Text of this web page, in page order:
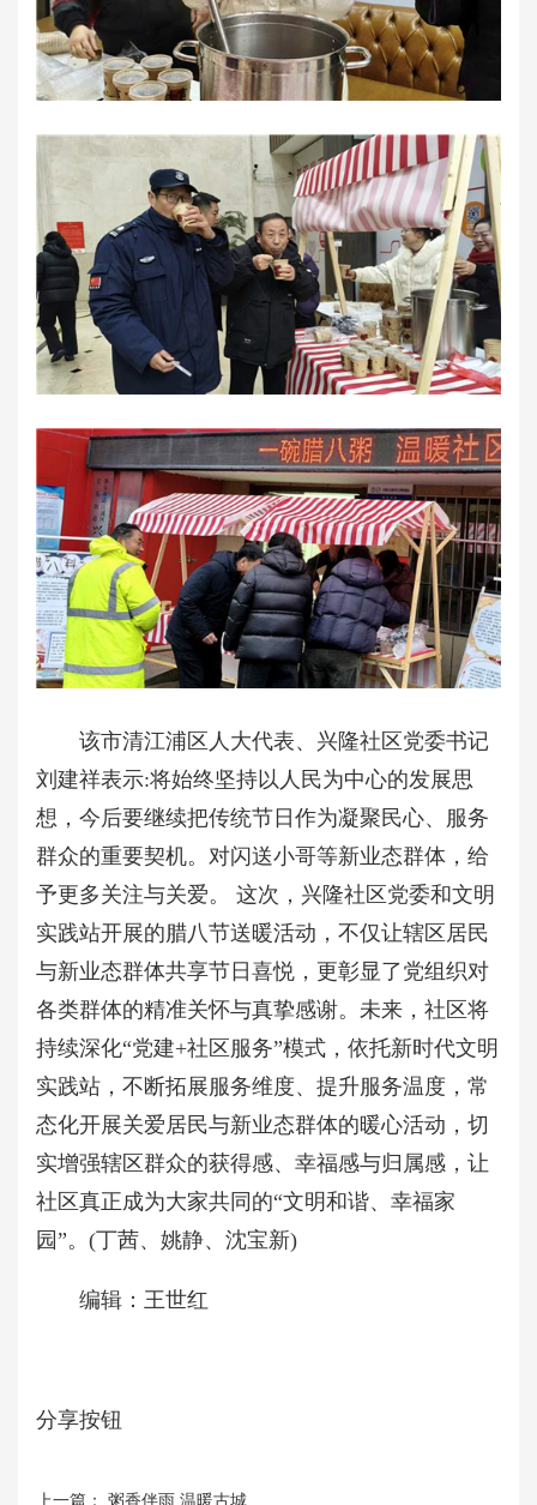
该市清江浦区人大代表、兴隆社区党委书记
刘建祥表示:将始终坚持以人民为中心的发展思
想，今后要继续把传统节日作为凝聚民心、服务
群众的重要契机。对闪送小哥等新业态群体，给
予更多关注与关爱。 这次，兴隆社区党委和文明
实践站开展的腊八节送暖活动，不仅让辖区居民
与新业态群体共享节日喜悦，更彰显了党组织对
各类群体的精准关怀与真挚感谢。未来，社区将
持续深化“党建+社区服务”模式，依托新时代文明
实践站，不断拓展服务维度、提升服务温度，常
态化开展关爱居民与新业态群体的暖心活动，切
实增强辖区群众的获得感、幸福感与归属感，让
社区真正成为大家共同的“文明和谐、幸福家
园”。(丁茜、姚静、沈宝新)
编辑：王世红
分享按钮
上一篇： 粥香伴雨 温暖古城